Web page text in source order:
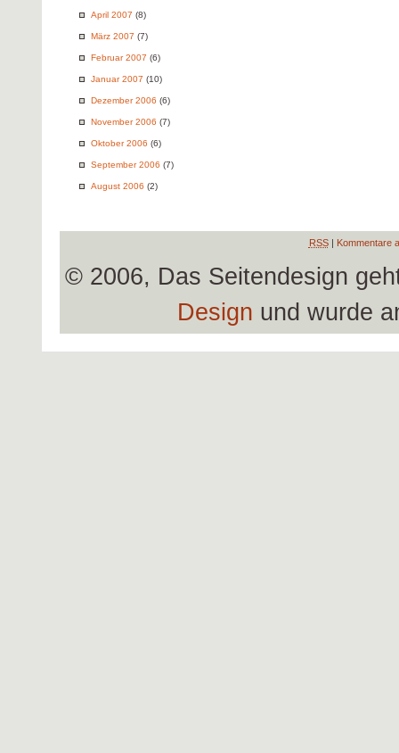
April 2007 (8)
März 2007 (7)
Februar 2007 (6)
Januar 2007 (10)
Dezember 2006 (6)
November 2006 (7)
Oktober 2006 (6)
September 2006 (7)
August 2006 (2)
RSS| Kommentare
© 2006, Das Seitendesign
Design und wurde